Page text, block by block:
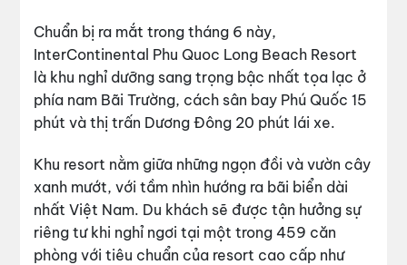
Chuẩn bị ra mắt trong tháng 6 này,
InterContinental Phu Quoc Long Beach Resort
là khu nghỉ dưỡng sang trọng bậc nhất tọa lạc ở
phía nam Bãi Trường, cách sân bay Phú Quốc 15
phút và thị trấn Dương Đông 20 phút lái xe.
Khu resort nằm giữa những ngọn đồi và vườn cây
xanh mướt, với tầm nhìn hướng ra bãi biển dài
nhất Việt Nam. Du khách sẽ được tận hưởng sự
riêng tư khi nghỉ ngơi tại một trong 459 căn
phòng với tiêu chuẩn của resort cao cấp như